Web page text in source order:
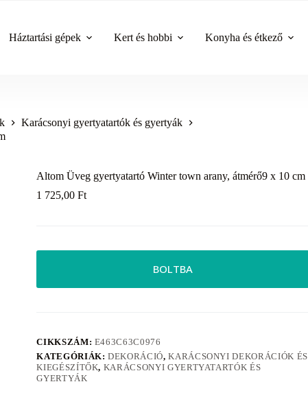
Háztartási gépek Kert és hobbi Konyha és étkező
Karácsonyi gyertyatartók és gyertyák
Altom Üveg gyertyatartó Winter town arany, átmérő9 x 10 cm
1 725,00Ft
BOLTBA
CIKKSZÁM: E463C63C0976
KATEGÓRIÁK:DEKORÁCIÓ,KARÁCSONYI DEKORÁCIÓK ÉS
KIEGÉSZÍTŐK, KARÁCSONYI GYERTYATARTÓK ÉS
GYERTYÁK